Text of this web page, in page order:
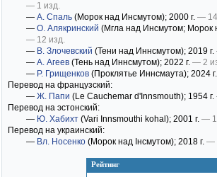
Рейтинг
— 1 изд.
— А. Спаль (Морок над Инсмутом); 2000 г. —
— О. Алякринский (Мгла над Инсмутом; Морок
— 12 изд.
— В. Злочевский (Тени над Иннсмутом); 2019 г.
— А. Агеев (Тень над Иннсмутом); 2022 г. — 2
— Р. Грищенков (Проклятье Иннсмаута); 2024 г.
Перевод на французский:
— Ж. Папи (Le Cauchemar d'Innsmouth); 1954 г.
Перевод на эстонский:
— Ю. Хабихт (Vari Innsmouthi kohal); 2001 г. — 1
Перевод на украинский:
— Вл. Носенко (Морок над Інсмутом); 2018 г. —